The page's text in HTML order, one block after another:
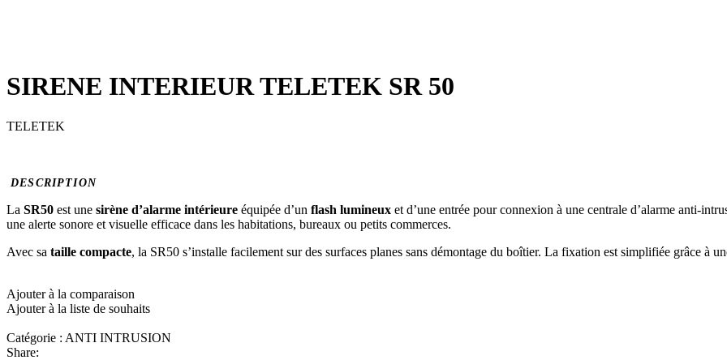
SIRENE INTERIEUR TELETEK SR 50
TELETEK
DESCRIPTION
La SR50 est une sirène d’alarme intérieure équipée d’un flash lumineux et d’une entrée pour connexion à une centrale d’alarme anti-
une alerte sonore et visuelle efficace dans les habitations, bureaux ou petits commerces.
Avec sa taille compacte, la SR50 s’installe facilement sur des surfaces planes sans démontage du boîtier. La fixation est simplifiée grâce à
Ajouter à la comparaison
Ajouter à la liste de souhaits
Catégorie : ANTI INTRUSION
Share: